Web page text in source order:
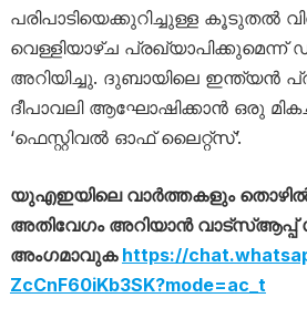
പരിപാടിയെക്കുറിച്ചുള്ള കൂടുതൽ
വെള്ളിയാഴ്ച
അറിയിച്ചു. ദുബായിലെ ഇന്ത്യൻ
ദീപാവലി ആഘോഷിക്കാൻ ഒരു
‘ഫെസ്റ്റിവൽ ഓഫ് ലൈറ്റ്സ്’.
യുഎഇയിലെ വാർത്തകളും
അതിവേഗം അറിയാൻ വാട്സ്ആപ്പ്
അംഗമാവുക https://
ZcCnF60iKb3SK?mode=ac_t